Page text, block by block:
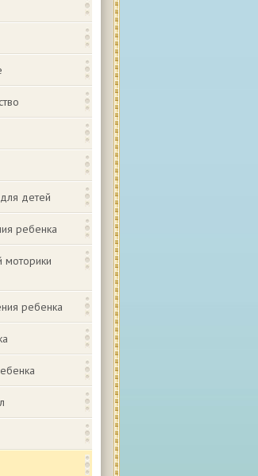
детей
ребенка
моторики
ребенка